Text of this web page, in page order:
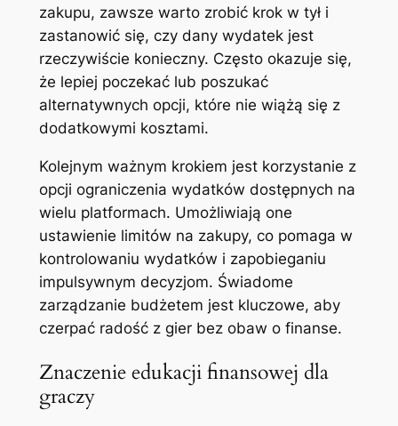
zakupu, zawsze warto zrobić krok w tył i
zastanowić się, czy dany wydatek jest
rzeczywiście konieczny. Często okazuje się,
że lepiej poczekać lub poszukać
alternatywnych opcji, które nie wiążą się z
dodatkowymi kosztami.
Kolejnym ważnym krokiem jest korzystanie z
opcji ograniczenia wydatków dostępnych na
wielu platformach. Umożliwiają one
ustawienie limitów na zakupy, co pomaga w
kontrolowaniu wydatków i zapobieganiu
impulsywnym decyzjom. Świadome
zarządzanie budżetem jest kluczowe, aby
czerpać radość z gier bez obaw o finanse.
Znaczenie edukacji finansowej dla
graczy